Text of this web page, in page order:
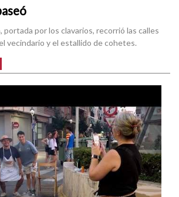
portada por los clavarios, recorrió las calles
vecindario y el estallido de cohetes.